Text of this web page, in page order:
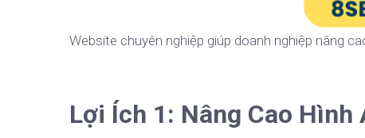
Website chuyên nghiệp giúp doanh nghiệp nâng
Lợi Ích 1: Nâng Cao